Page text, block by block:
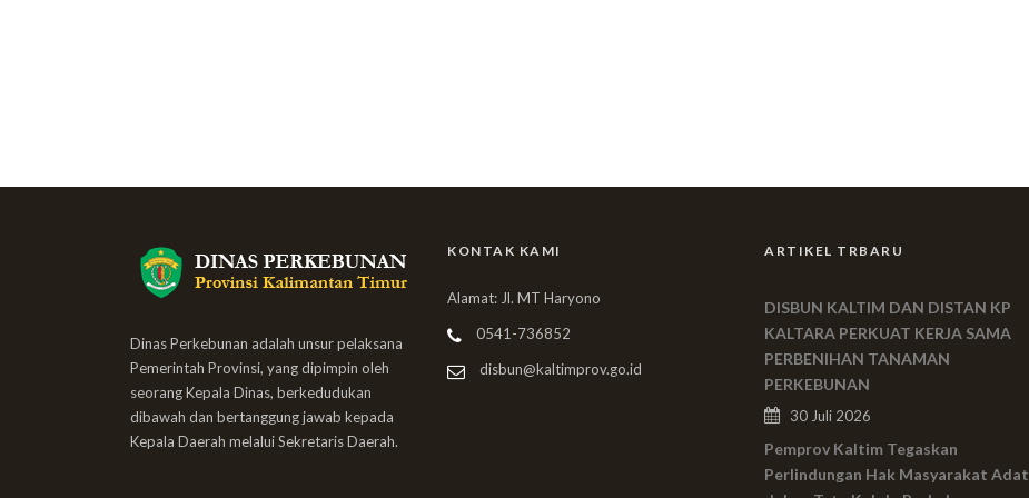
Dinas Perkebunan adalah unsur pelaksana
Pemerintah Provinsi, yang dipimpin oleh
seorang Kepala Dinas, berkedudukan
dibawah dan bertanggung jawab kepada
Kepala Daerah melalui Sekretaris Daerah.
KONTAK KAMI
Alamat: Jl. MT Haryono
0541-736852
disbun@kaltimprov.go.id
ARTIKEL TRBARU
DISBUN KALTIM DAN DISTAN KP
KALTARA PERKUAT KERJA SAMA
PERBENIHAN TANAMAN
PERKEBUNAN
30 Juli 2026
Pemprov Kaltim Tegaskan
Perlindungan Hak Masyarakat Adat